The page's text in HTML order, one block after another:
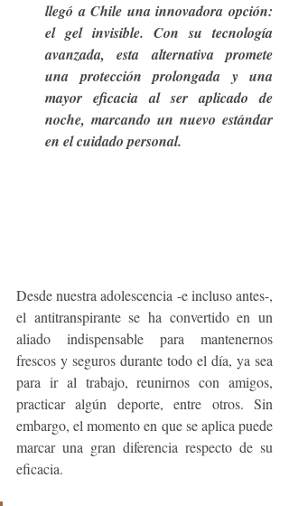
llegó a Chile una innovadora opción:
el gel invisible. Con su tecnología
avanzada, esta alternativa promete
una protección prolongada y una
mayor eficacia al ser aplicado de
noche, marcando un nuevo estándar
en el cuidado personal.
Desde nuestra adolescencia -e incluso antes-,
el antitranspirante se ha convertido en un
aliado indispensable para mantenernos
frescos y seguros durante todo el día, ya sea
para ir al trabajo, reunirnos con amigos,
practicar algún deporte, entre otros. Sin
embargo, el momento en que se aplica puede
marcar una gran diferencia respecto de su
eficacia.